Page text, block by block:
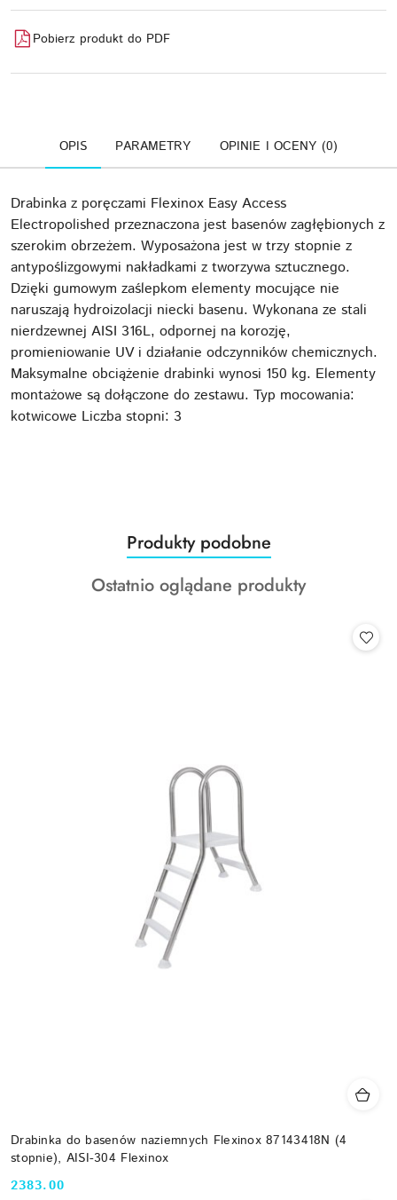
Pobierz produkt do PDF
OPIS PARAMETRY OPINIE I OCENY (0)
Drabinka z poręczami Flexinox Easy Access
Electropolished przeznaczona jest basenów zagłębionych z
szerokim obrzeżem. Wyposażona jest w trzy stopnie z
antypoślizgowymi nakładkami z tworzywa sztucznego.
Dzięki gumowym zaślepkom elementy mocujące nie
naruszają hydroizolacji niecki basenu. Wykonana ze stali
nierdzewnej AISI 316L, odpornej na korozję,
promieniowanie UV i działanie odczynników chemicznych.
Maksymalne obciążenie drabinki wynosi 150 kg. Elementy
montażowe są dołączone do zestawu. Typ mocowania:
kotwicowe Liczba stopni: 3
Pomiń karuzelę produktów
Produkty
o
statusie:
Produkty podobne
Produkty
Ostatnio oglądane produkty
Drabinka do basenów naziemnych Flexinox 87143418N (4
stopnie), AISI-304 Flexinox
Cena:
2383.00